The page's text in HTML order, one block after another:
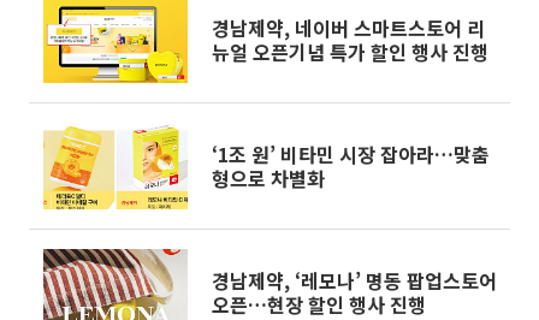
경남제약, 네이버 스마트스토어 리
뉴얼 오픈기념 특가 할인 행사 진행
‘1조 원’ 비타민 시장 잡아라…맞춤
형으로 차별화
경남제약, ‘레모나’ 명동 팝업스토어
오픈…현장 할인 행사 진행